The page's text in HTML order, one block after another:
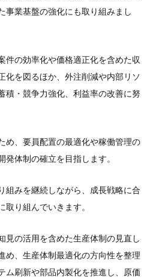
事業基盤の強化にも取り組みまし
件の効率化や価格適正化を含めた収
化を図るほか、外注削減や内部リソ
積・競争力強化、利益率の改善に努
め、要員配置の最適化や稼働管理の
体制の確立を目指します。
組みを継続しながら、成長戦略に合
り組んでいきます。
見の活用を含めた生産体制の見直し
め、生産体制最適化の方向性を整理
ム刷新や部品内製化を推進し、原価